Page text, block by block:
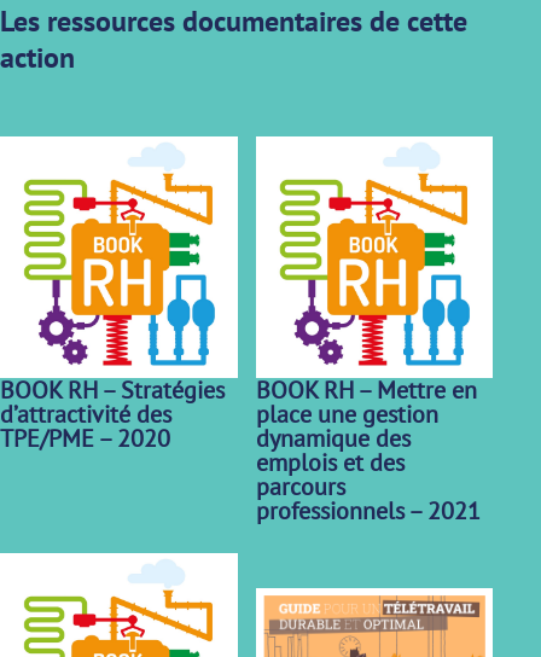
Les ressources documentaires de cette
action
BOOK RH – Stratégies
d’attractivité des
TPE/PME – 2020
BOOK RH – Mettre en
place une gestion
dynamique des
emplois et des
parcours
professionnels – 2021